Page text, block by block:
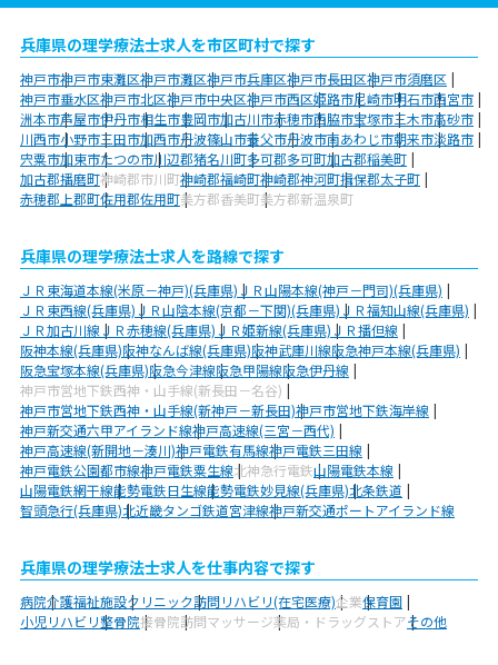
兵庫県の理学療法士求人を市区町村で探す
神戸市神戸市東灘区神戸市灘区神戸市兵庫区神戸市長田区神戸市須磨区
神戸市垂水区神戸市北区神戸市中央区神戸市西区姫路市尼崎市明石市西宮市
洲本市芦屋市伊丹市相生市豊岡市加古川市赤穂市西脇市宝塚市三木市高砂市
川西市小野市三田市加西市丹波篠山市養父市丹波市南あわじ市朝来市淡路市
宍粟市加東市たつの市川辺郡猪名川町多可郡多可町加古郡稲美町
加古郡播磨町神崎郡市川町神崎郡福崎町神崎郡神河町揖保郡太子町
赤穂郡上郡町佐用郡佐用町美方郡香美町美方郡新温泉町
兵庫県の理学療法士求人を路線で探す
ＪＲ東海道本線(米原－神戸)(兵庫県)ＪＲ山陽本線(神戸－門司)(兵庫県)
ＪＲ東西線(兵庫県)ＪＲ山陰本線(京都－下関)(兵庫県)ＪＲ福知山線(兵庫県)
ＪＲ加古川線ＪＲ赤穂線(兵庫県)ＪＲ姫新線(兵庫県)ＪＲ播但線
阪神本線(兵庫県)阪神なんば線(兵庫県)阪神武庫川線阪急神戸本線(兵庫県)
阪急宝塚本線(兵庫県)阪急今津線阪急甲陽線阪急伊丹線
神戸市営地下鉄西神・山手線(新長田－名谷)
神戸市営地下鉄西神・山手線(新神戸－新長田)神戸市営地下鉄海岸線
神戸新交通六甲アイランド線神戸高速線(三宮－西代)
神戸高速線(新開地－湊川)神戸電鉄有馬線神戸電鉄三田線
神戸電鉄公園都市線神戸電鉄粟生線北神急行電鉄山陽電鉄本線
山陽電鉄網干線能勢電鉄日生線能勢電鉄妙見線(兵庫県)北条鉄道
智頭急行(兵庫県)北近畿タンゴ鉄道宮津線神戸新交通ポートアイランド線
兵庫県の理学療法士求人を仕事内容で探す
病院介護福祉施設クリニック訪問リハビリ(在宅医療)企業保育園
小児リハビリ整骨院接骨院訪問マッサージ薬局・ドラッグストアその他